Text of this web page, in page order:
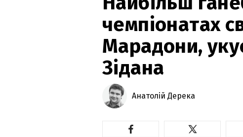
чемпіонатах
Марадони,
Зідана
Анатолій Дерека